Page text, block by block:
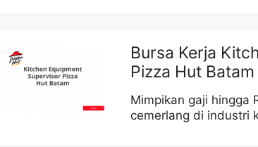
Bursa Kerja
Pizza Hut
Mimpikan gaji hingga
cemerlang di industri